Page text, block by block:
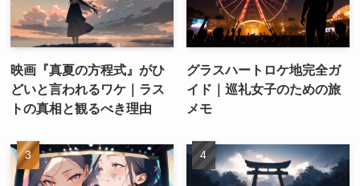
映画『真夏の方程式』がひ
どいと言われるワケ｜ラス
トの真相と観るべき理由
グラスハートロケ地完全ガ
イド｜巡礼女子のための旅
メモ